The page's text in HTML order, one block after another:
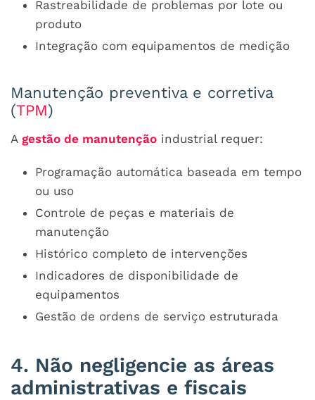
Rastreabilidade de problemas por lote ou
produto
Integração com equipamentos de medição
Manutenção preventiva e corretiva
(TPM)
A gestão de manutenção industrial requer:
Programação automática baseada em tempo
ou uso
Controle de peças e materiais de
manutenção
Histórico completo de intervenções
Indicadores de disponibilidade de
equipamentos
Gestão de ordens de serviço estruturada
4. Não negligencie as áreas
administrativas e fiscais